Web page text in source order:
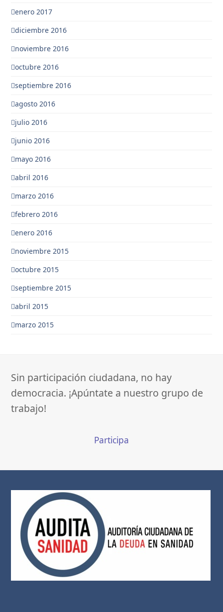
enero 2017
diciembre 2016
noviembre 2016
octubre 2016
septiembre 2016
agosto 2016
julio 2016
junio 2016
mayo 2016
abril 2016
marzo 2016
febrero 2016
enero 2016
noviembre 2015
octubre 2015
septiembre 2015
abril 2015
marzo 2015
Sin participación ciudadana, no hay
democracia. ¡Apúntate a nuestro grupo de
trabajo!
Participa